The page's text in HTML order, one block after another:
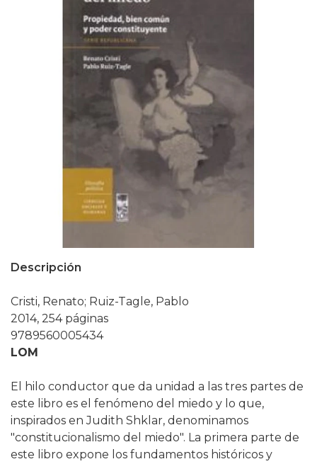
Descripción
Cristi, Renato; Ruiz-Tagle, Pablo
2014, 254 páginas
9789560005434
LOM
El hilo conductor que da unidad a las tres partes de
este libro es el fenómeno del miedo y lo que,
inspirados en Judith Shklar, denominamos
"constitucionalismo del miedo". La primera parte de
este libro expone los fundamentos históricos y